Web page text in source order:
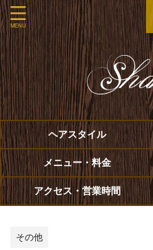
ヘアスタイル
メニュー・料金
アクセス・営業時間
その他